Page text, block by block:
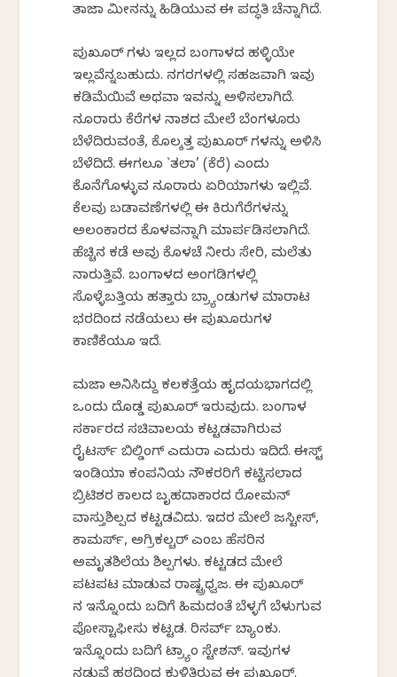
ತಾಜಾ ಮೀನನ್ನು ಹಿಡಿಯುವ ಈ ಪದ್ಧತಿ ಚೆನ್ನಾಗಿದೆ.
ಪುಖೂರ್ ಗಳು ಇಲ್ಲದ ಬಂಗಾಳದ ಹಳ್ಳಿಯೇ
ಇಲ್ಲವೆನ್ನಬಹುದು. ನಗರಗಳಲ್ಲಿ ಸಹಜವಾಗಿ ಇವು
ಕಡಿಮೆಯಿವೆ ಅಥವಾ ಇವನ್ನು ಅಳಿಸಲಾಗಿದೆ.
ನೂರಾರು ಕೆರೆಗಳ ನಾಶದ ಮೇಲೆ ಬೆಂಗಳೂರು
ಬೆಳೆದಿರುವಂತೆ, ಕೊಲ್ಕತ್ತ ಪುಖೂರ್ ಗಳನ್ನು ಅಳಿಸಿ
ಬೆಳೆದಿದೆ. ಈಗಲೂ `ತಲಾ’ (ಕೆರೆ) ಎಂದು
ಕೊನೆಗೊಳ್ಳುವ ನೂರಾರು ಏರಿಯಾಗಳು ಇಲ್ಲಿವೆ.
ಕೆಲವು ಬಡಾವಣೆಗಳಲ್ಲಿ ಈ ಕಿರುಗೆರೆಗಳನ್ನು
ಅಲಂಕಾರದ ಕೊಳವನ್ನಾಗಿ ಮಾರ್ಪಡಿಸಲಾಗಿದೆ.
ಹೆಚ್ಚಿನ ಕಡೆ ಅವು ಕೊಳಚೆ ನೀರು ಸೇರಿ, ಮಲೆತು
ನಾರುತ್ತಿವೆ. ಬಂಗಾಳದ ಅಂಗಡಿಗಳಲ್ಲಿ
ಸೊಳ್ಳೆಬತ್ತಿಯ ಹತ್ತಾರು ಬ್ರ್ಯಾಂಡುಗಳ ಮಾರಾಟ
ಭರದಿಂದ ನಡೆಯಲು ಈ ಪುಖೂರುಗಳ
ಕಾಣಿಕೆಯೂ ಇದೆ.
ಮಜಾ ಅನಿಸಿದ್ದು ಕಲಕತ್ತೆಯ ಹೃದಯಭಾಗದಲ್ಲಿ
ಒಂದು ದೊಡ್ಡ ಪುಖೂರ್ ಇರುವುದು. ಬಂಗಾಳ
ಸರ್ಕಾರದ ಸಚಿವಾಲಯ ಕಟ್ಟಡವಾಗಿರುವ
ರೈಟರ್ಸ್ ಬಿಲ್ಡಿಂಗ್ ಎದುರಾ ಎದುರು ಇದಿದೆ. ಈಸ್ಟ್
ಇಂಡಿಯಾ ಕಂಪನಿಯ ನೌಕರರಿಗೆ ಕಟ್ಟಿಸಲಾದ
ಬ್ರಿಟಿಶರ ಕಾಲದ ಬೃಹದಾಕಾರದ ರೋಮನ್
ವಾಸ್ತುಶಿಲ್ಪದ ಕಟ್ಟಡವಿದು. ಇದರ ಮೇಲೆ ಜಸ್ಟೀಸ್,
ಕಾಮರ್ಸ್, ಅಗ್ರಿಕಲ್ಚರ್ ಎಂಬ ಹೆಸರಿನ
ಅಮೃತಶಿಲೆಯ ಶಿಲ್ಪಗಳು. ಕಟ್ಟಡದ ಮೇಲೆ
ಪಟಪಟ ಮಾಡುವ ರಾಷ್ಟ್ರಧ್ವಜ. ಈ ಪುಖೂರ್
ನ ಇನ್ನೊಂದು ಬದಿಗೆ ಹಿಮದಂತೆ ಬೆಳ್ಳಗೆ ಬೆಳುಗುವ
ಪೋಸ್ಟಾಫೀಸು ಕಟ್ಟಡ. ರಿಸರ್ವ್ ಬ್ಯಾಂಕು.
ಇನ್ನೊಂದು ಬದಿಗೆ ಟ್ರ್ಯಾಂ ಸ್ಟೇಶನ್. ಇವುಗಳ